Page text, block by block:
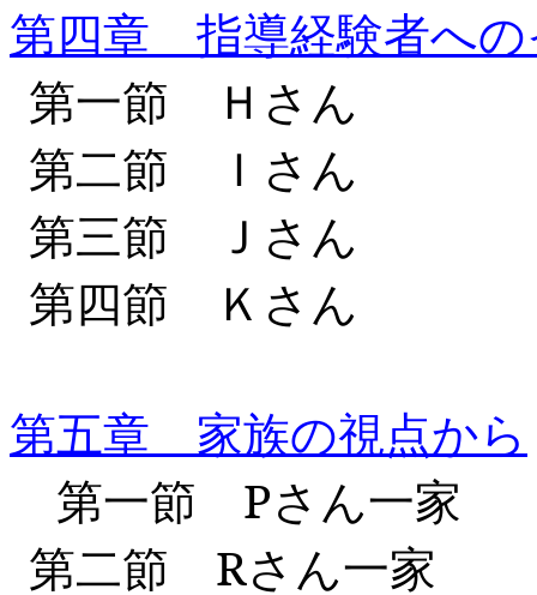
第四章 指導経験者への
第一
第二
第三
第四
第五章 家族の視点から
第一節 Pさ
第二節 Rさ